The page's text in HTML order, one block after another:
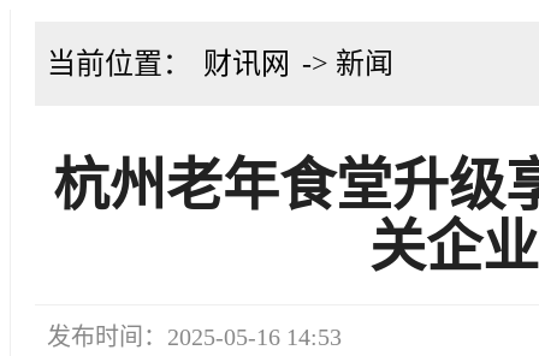
当前位置： 财讯网 -> 新闻
杭州老年食堂升级
关企
发布时间：2025-05-16 14:53